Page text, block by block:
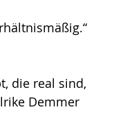
die real sind,
Demmer